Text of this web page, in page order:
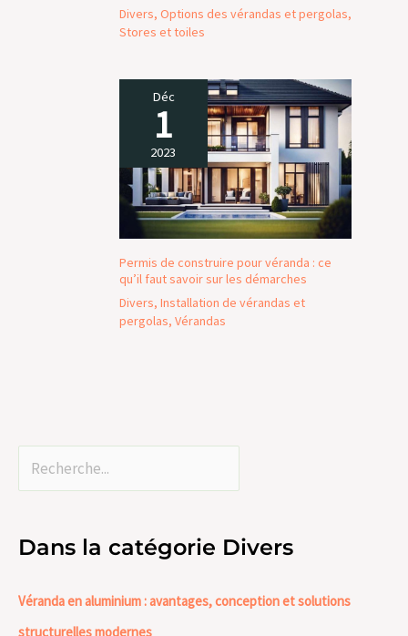
Divers, Options des vérandas et pergolas,
Stores et toiles
Déc
1
2023
Permis de construire pour véranda : ce
qu’il faut savoir sur les démarches
Divers, Installation de vérandas et
pergolas, Vérandas
Dans la catégorie Divers
Véranda en aluminium : avantages, conception et solutions
structurelles modernes